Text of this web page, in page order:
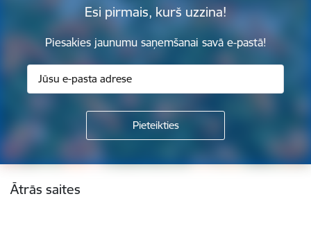
Esi pirmais, kurš uzzina!
Piesakies jaunumu saņemšanai savā e-pastā!
Kājene
Ātrās saites